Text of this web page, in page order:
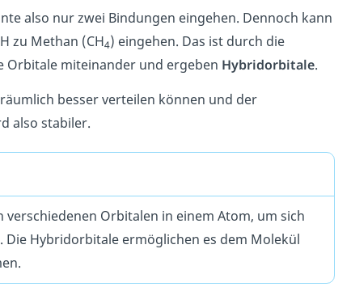
also nur zwei Bindungen eingehen. Dennoch kann
zu Methan (CH4) eingehen. Das ist durch die
Orbitale miteinander und ergeben Hybridorbitale.
besser verteilen können und der
also stabiler.
Orbitalen in einem Atom, um sich
Hybridorbitale ermöglichen es dem Molekül